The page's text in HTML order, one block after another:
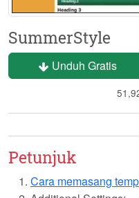
SummerStyle
Unduh Gratis
Petunjuk
Cara memasang